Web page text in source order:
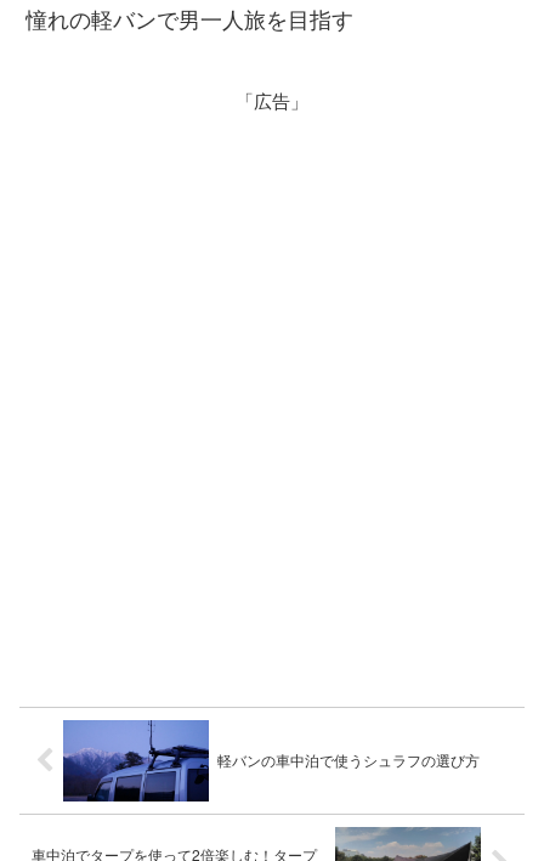
憧れの軽バンで男一人旅を目指す
「広告」
軽バンの車中泊で使うシュラフの選び方
車中泊でタープを使って2倍楽しむ！タープ